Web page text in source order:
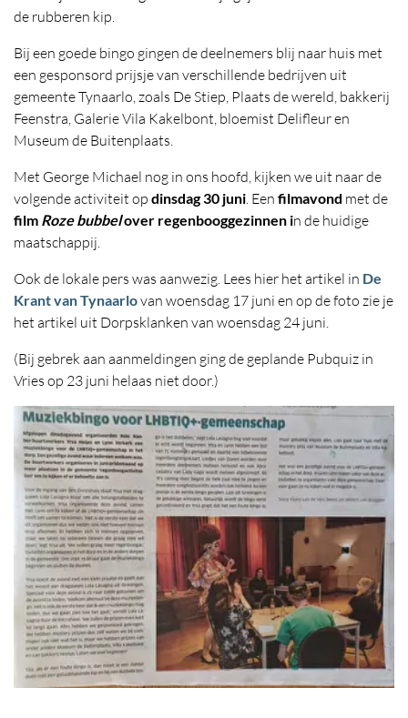
de rubberen kip.
Bij een goede bingo gingen de deelnemers blij naar huis met
een gesponsord prijsje van verschillende bedrijven uit
gemeente Tynaarlo, zoals De Stiep, Plaats de wereld, bakkerij
Feenstra, Galerie Vila Kakelbont, bloemist Delifleur en
Museum de Buitenplaats.
Met George Michael nog in ons hoofd, kijken we uit naar de
volgende activiteit op dinsdag 30 juni . Een filmavond met de
film Roze bubbelover regenbooggezinnen in de huidige
maatschappij.
Ook de lokale pers was aanwezig. Lees hier het artikel in De
Krant van Tynaarlovan woensdag 17 juni en op de foto zie je
het artikel uit Dorpsklanken van woensdag 24 juni.
(Bij gebrek aan aanmeldingen ging de geplande Pubquiz in
Vries op 23 juni helaas niet door.)